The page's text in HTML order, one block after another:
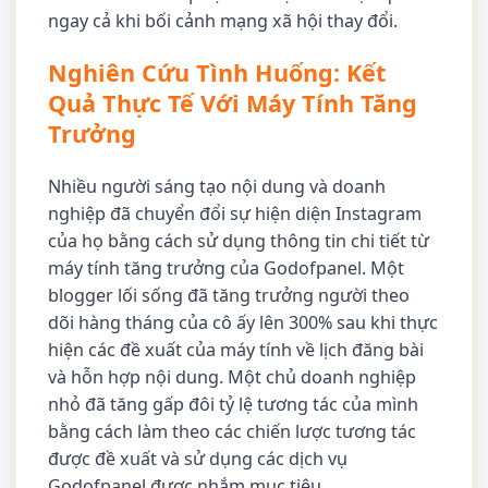
ngay cả khi bối cảnh mạng xã hội thay đổi.
Nghiên Cứu Tình Huống: Kết
Quả Thực Tế Với Máy Tính Tăng
Trưởng
Nhiều người sáng tạo nội dung và doanh
nghiệp đã chuyển đổi sự hiện diện Instagram
của họ bằng cách sử dụng thông tin chi tiết từ
máy tính tăng trưởng của Godofpanel. Một
blogger lối sống đã tăng trưởng người theo
dõi hàng tháng của cô ấy lên 300% sau khi thực
hiện các đề xuất của máy tính về lịch đăng bài
và hỗn hợp nội dung. Một chủ doanh nghiệp
nhỏ đã tăng gấp đôi tỷ lệ tương tác của mình
bằng cách làm theo các chiến lược tương tác
được đề xuất và sử dụng các dịch vụ